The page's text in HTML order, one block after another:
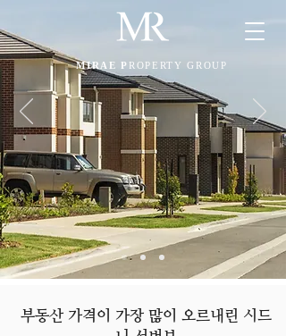
MIRAE P ROPERTY GROUP
부동산 가격이 가장 많이 오르내린 시드